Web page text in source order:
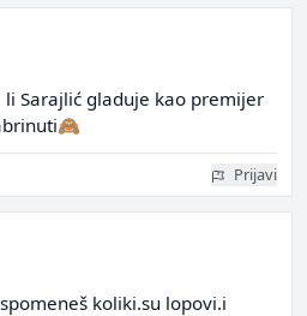
Sarajlić gladuje kao premijer
Prijavi
koliki.su lopovi.i